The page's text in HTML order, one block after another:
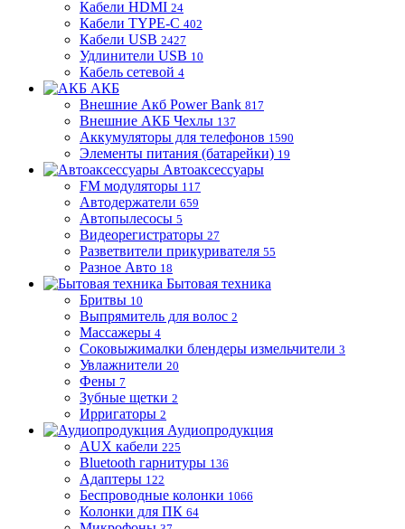
Кабели HDMI 24
Кабели TYPE-C 402
Кабели USB 2427
Удлинители USB 10
Кабель сетевой 4
АКБ
Внешние Акб Power Bank 817
Внешние АКБ Чехлы 137
Аккумуляторы для телефонов 1590
Элементы питания (батарейки) 19
Автоаксессуары
FM модуляторы 117
Автодержатели 659
Автопылесосы 5
Видеорегистраторы 27
Разветвители прикуривателя 55
Разное Авто 18
Бытовая техника
Бритвы 10
Выпрямитель для волос 2
Массажеры 4
Соковыжималки блендеры измельчители 3
Увлажнители 20
Фены 7
Зубные щетки 2
Ирригаторы 2
Аудиопродукция
AUX кабели 225
Bluetooth гарнитуры 136
Адаптеры 122
Беспроводные колонки 1066
Колонки для ПК 64